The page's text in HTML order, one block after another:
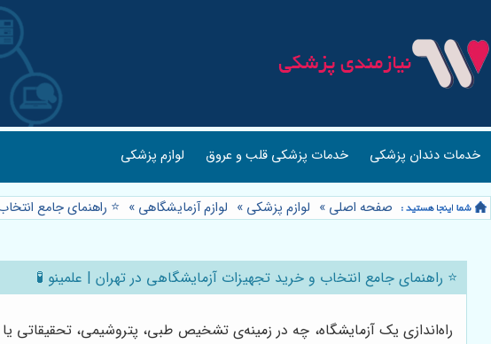
خدمات دندان پزشکی خدمات پزشکی قلب و عروق لوازم پزشکی
صفحه اصلی » لوازم پزشکی » لوازم آزمایشگاهی » ⭐️ راهنمای جامع
⭐️ راهنمای جامع انتخاب و خرید تجهیزات آزمایشگاهی در تهران | علمینو 🧪
راه‌اندازی یک آزمایشگاه، چه در زمینه‌ی تشخیص طبی، پتروشیمی، تحقیقاتی